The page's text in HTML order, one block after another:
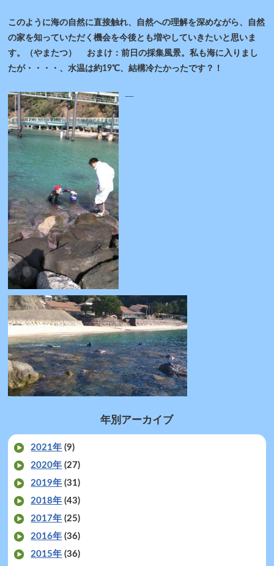
このように海の自然に直接触れ、自然への理解を深めながら、自然
の家を知っていただく機会を今後とも増やしていきたいと思いま
す。（やまたつ） おまけ：前日の採集風景。私も海に入りまし
たが・・・・、水温は約19℃、結構冷たかったです？！
年別アーカイブ
2021年 (9)
2020年 (27)
2019年 (31)
2018年 (43)
2017年 (25)
2016年 (36)
2015年 (36)